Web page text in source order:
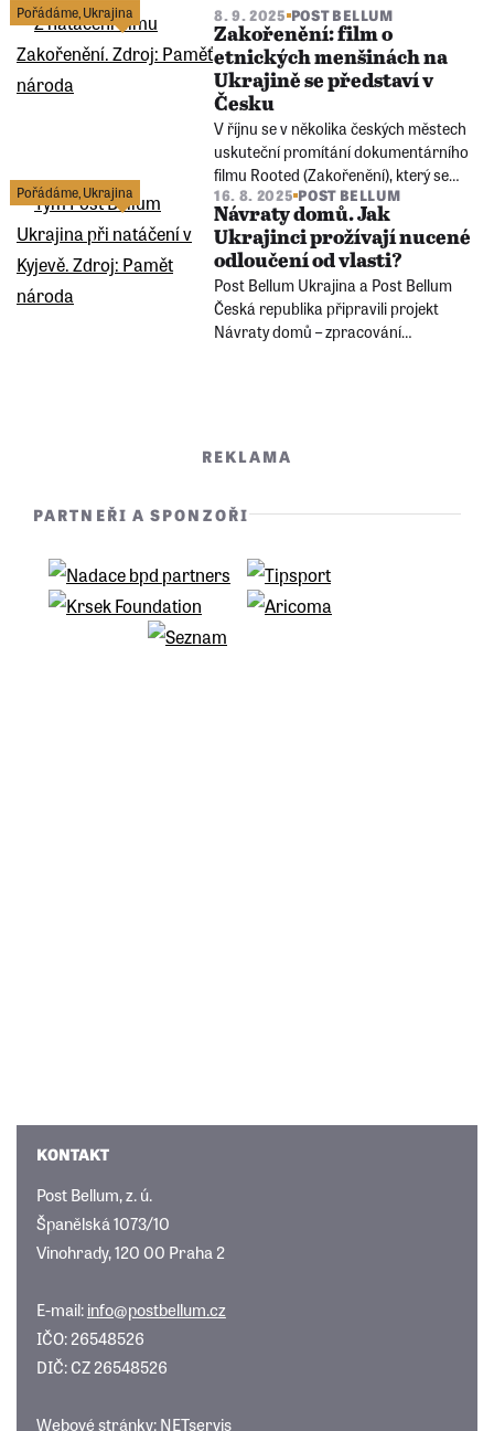
domov, jazyk a kulturu.
Pořádáme,Ukrajina 8. 9. 2025 POST BELLUM
Zakořenění: film o
etnických menšinách na
Ukrajině se představí v
Česku
V říjnu se v několika českých městech
uskuteční promítání dokumentárního
filmu Rooted (Zakořenění), který se
věnuje tématu historické paměti
národnostních menšin žijících na
Ukrajině.
Pořádáme,Ukrajina 16. 8. 2025 POST BELLUM
Návraty domů. Jak
Ukrajinci prožívají nucené
odloučení od vlasti?
Post Bellum Ukrajina a Post Bellum
Česká republika připravili projekt
Návraty domů – zpracování
současnost ukrajinského národa.
REKLAMA
PARTNEŘI A SPONZOŘI
KONTAKT
Post Bellum, z. ú.
Španělská 1073/10
Vinohrady, 120 00 Praha 2
E-mail:info@postbellum.cz
IČO: 26548526
DIČ: CZ 26548526
Webové stránky:NETservis